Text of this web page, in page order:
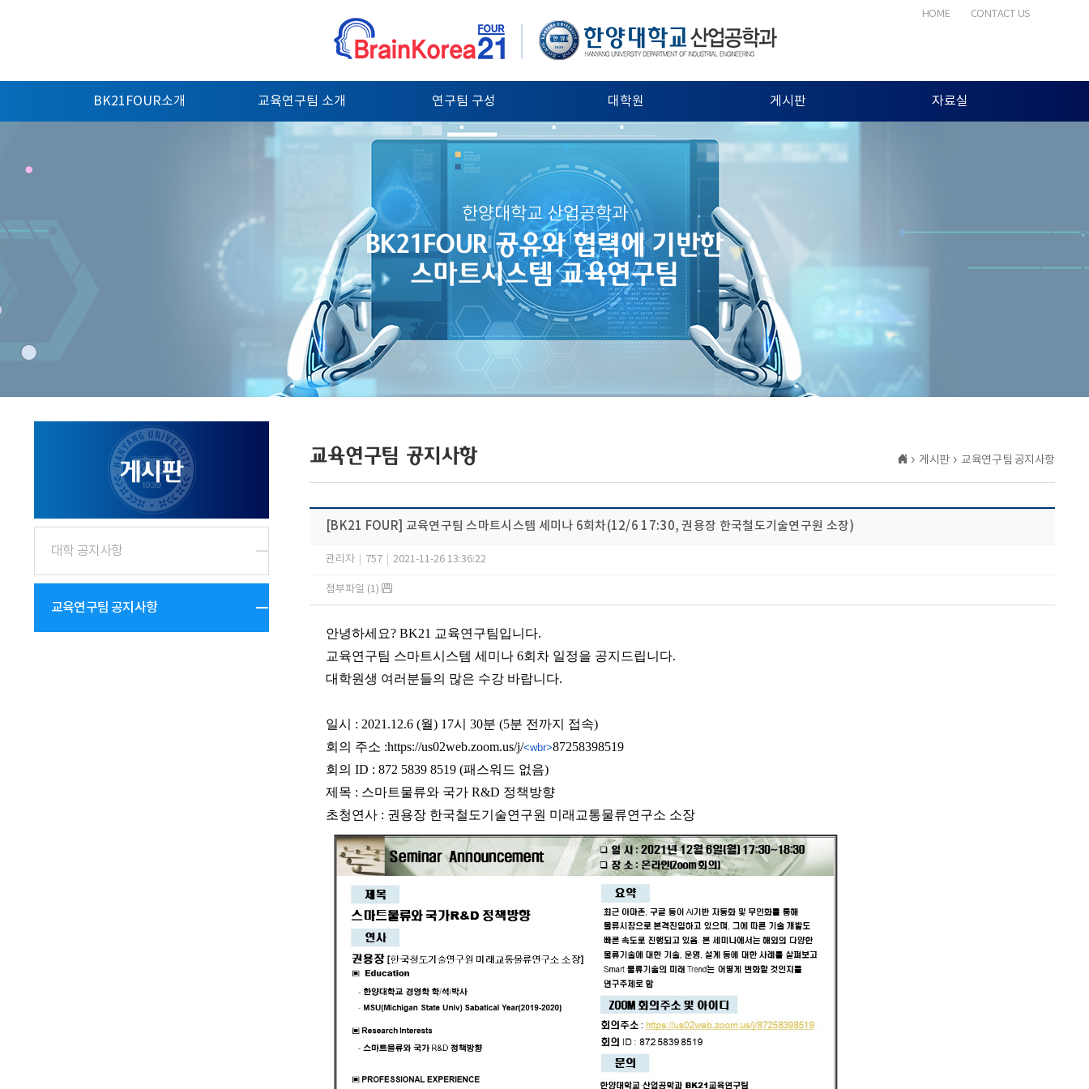
HOME CONTACT US
BK21FOUR소개 교육연구팀 소개 연구팀 구성 대학원 게시판 자료실
한양대학교 산업공학과
BK21FOUR 공유와 협력에 기반한
스마트시스템 교육연구팀
게시판
대학 공지사항
교육연구팀 공지사항
교육연구팀 공지사항 게시판 교육연구팀 공지사항
[BK21 FOUR] 교육연구팀 스마트시스템 세미나 6회차(12/6 17:30, 권용장 한국철도기술연구원 소장)
관리자 757 2021-11-26 13:36:22
첨부파일 (1)
안녕하세요? BK21 교육연구팀입니다.
교육연구팀 스마트시스템 세미나 6회차 일정을 공지드립니다.
대학원생 여러분들의 많은 수강 바랍니다.
일시 : 2021.12.6 (월) 17시 30분 (5분 전까지 접속)
회의 주소 :https://us02web.zoom.us/j/<wbr>87258398519
회의 ID : 872 5839 8519 (패스워드 없음)
제목 : 스마트물류와 국가 R&D 정책방향
초청연사 : 권용장 한국철도기술연구원 미래교통물류연구소 소장